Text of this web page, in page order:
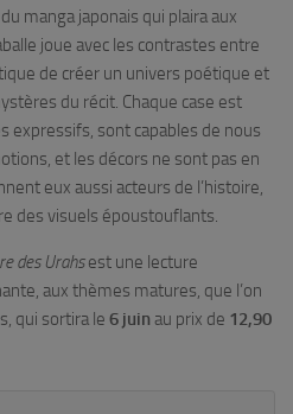
manga japonais qui plaira aux
joue avec les contrastes entre
de créer un univers poétique et
du récit. Chaque case est
expressifs, sont capables de nous
et les décors ne sont pas en
eux aussi acteurs de l’histoire,
des visuels époustouflants.
des Urahsest une lecture
aux thèmes matures, que l’on
qui sortira le 6 juin au prix de 12,90